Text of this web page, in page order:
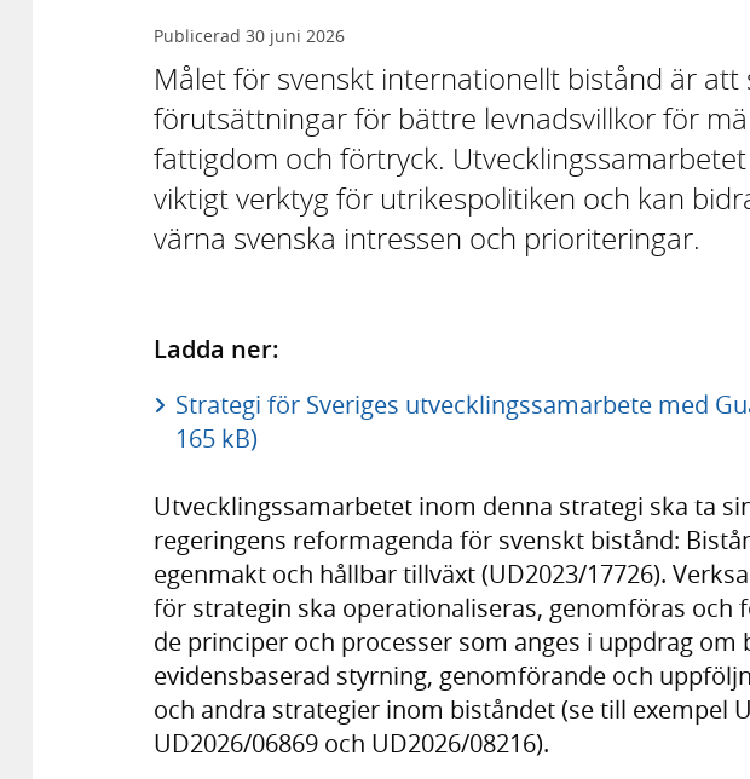
Publicerad 30 juni 2026
Målet för svenskt internationellt bistånd är att
förutsättningar för bättre levnadsvillkor för
fattigdom och förtryck.
viktigt verktyg för utrikespolitiken och kan
värna svenska intressen och prioriteringar.
Ladda ner:
Strategi för Sveriges utvecklingssamarbete med
165 kB)
Utvecklingssamarbetet inom denna strategi ska ta
regeringens reformagenda för svenskt bistånd:
egenmakt och hållbar tillväxt (UD2023/17726).
för strategin ska operationaliseras, genomföras och
de principer och processer som anges i uppdrag om
evidensbaserad styrning, genomförande och
och andra strategier inom biståndet (se till exempel
UD2026/06869 och UD2026/08216).